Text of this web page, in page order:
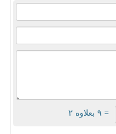
= ۹ بعلاوه ۲